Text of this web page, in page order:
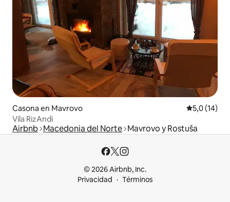
Casona en Mavrovo Calificación
5,0 (14)
Vila RizAndi
Airbnb Macedonia del Norte Mavrovo y Rostuša
© 2026 Airbnb, Inc.
Privacidad
Términos